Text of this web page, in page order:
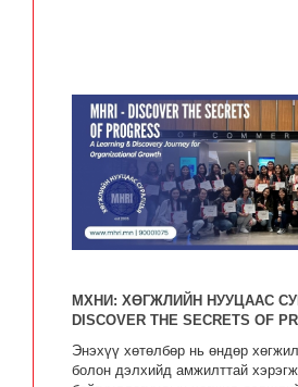
МХНИ: ХӨГЖЛИЙН НУУЦААС
DISCOVER THE SECRETS OF
Энэхүү хөтөлбөр нь өндөр
болон дэлхийд амжилттай